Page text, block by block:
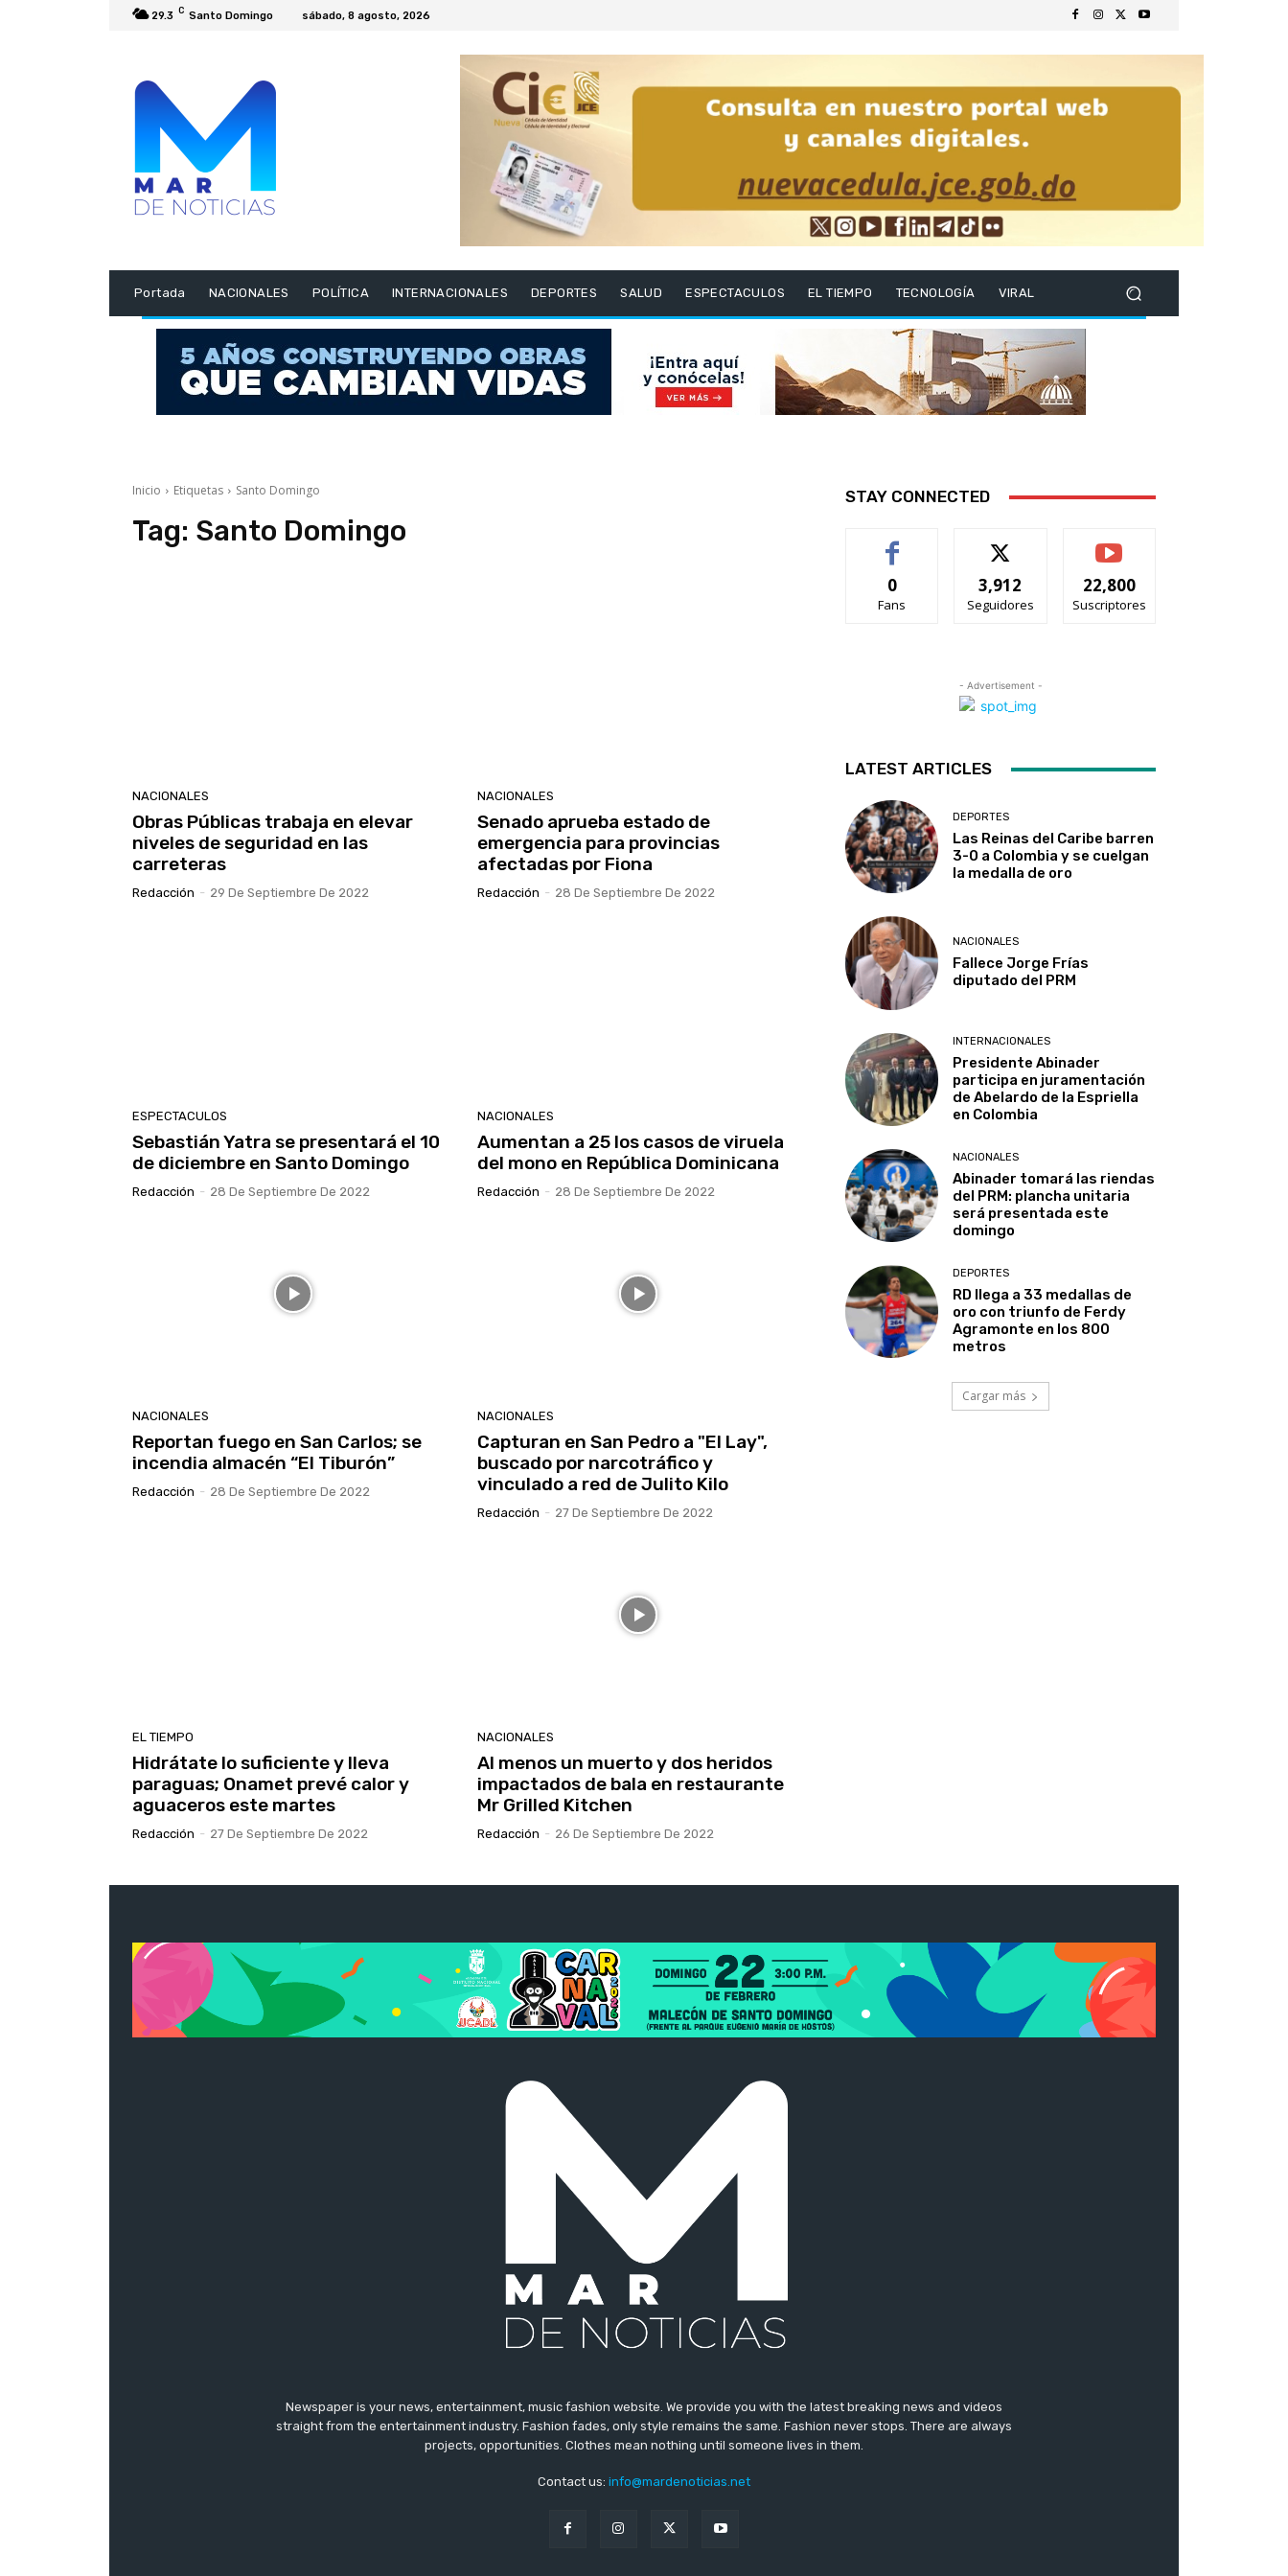
29.3 C Santo Domingo sábado, 8 agosto, 2026
Portada NACIONALES POLÍTICA INTERNACIONALES DEPORTES SALUD ESPECTACULOS EL TIEMPO TECNOLOGÍA VIRAL
Inicio Etiquetas Santo Domingo
Tag: Santo Domingo
NACIONALES
Obras Públicas trabaja en elevar
niveles de seguridad en las
carreteras
Redacción - 29 De Septiembre De 2022
NACIONALES
Senado aprueba estado de
emergencia para provincias
afectadas por Fiona
Redacción - 28 De Septiembre De 2022
ESPECTACULOS
Sebastián Yatra se presentará el 10
de diciembre en Santo Domingo
Redacción - 28 De Septiembre De 2022
NACIONALES
Aumentan a 25 los casos de viruela
del mono en República Dominicana
Redacción - 28 De Septiembre De 2022
NACIONALES
Reportan fuego en San Carlos; se
incendia almacén “El Tiburón”
Redacción - 28 De Septiembre De 2022
NACIONALES
Capturan en San Pedro a "El Lay",
buscado por narcotráfico y
vinculado a red de Julito Kilo
Redacción - 27 De Septiembre De 2022
EL TIEMPO
Hidrátate lo suficiente y lleva
paraguas; Onamet prevé calor y
aguaceros este martes
Redacción - 27 De Septiembre De 2022
NACIONALES
Al menos un muerto y dos heridos
impactados de bala en restaurante
Mr Grilled Kitchen
Redacción - 26 De Septiembre De 2022
STAY CONNECTED
0
Fans
3,912
Seguidores
22,800
Suscriptores
- Advertisement -
LATEST ARTICLES
DEPORTES
Las Reinas del Caribe barren
3-0 a Colombia y se cuelgan
la medalla de oro
NACIONALES
Fallece Jorge Frías
diputado del PRM
INTERNACIONALES
Presidente Abinader
participa en juramentación
de Abelardo de la Espriella
en Colombia
NACIONALES
Abinader tomará las riendas
del PRM: plancha unitaria
será presentada este
domingo
DEPORTES
RD llega a 33 medallas de
oro con triunfo de Ferdy
Agramonte en los 800
metros
Cargar más
Newspaper is your news, entertainment, music fashion website. We provide you with the latest breaking news and videos
straight from the entertainment industry. Fashion fades, only style remains the same. Fashion never stops. There are always
projects, opportunities. Clothes mean nothing until someone lives in them.
Contact us: info@mardenoticias.net